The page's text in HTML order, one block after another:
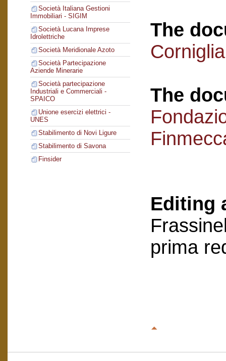
Società Italiana Gestioni
Immobiliari - SIGIM
Società Lucana Imprese
Idrolettriche
Società Meridionale Azoto
Società Partecipazione
Aziende Minerarie
Società partecipazione
Industriali e Commerciali -
SPAICO
Unione esercizi elettrici -
UNES
Stabilimento di Novi Ligure
Stabilimento di Savona
Finsider
The
The
Editing
prima